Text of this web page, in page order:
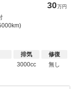
30万円
排気
3000cc
修復
無し